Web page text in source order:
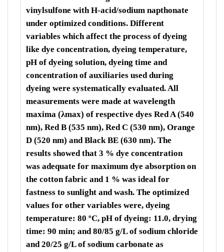
vinylsulfone with H-acid/sodium napthonate
under optimized conditions. Different
variables which affect the process of dyeing
like dye concentration, dyeing temperature,
pH of dyeing solution, dyeing time and
concentration of auxiliaries used during
dyeing were systematically evaluated. All
measurements were made at wavelength
maxima (λmax) of respective dyes Red A (540
nm), Red B (535 nm), Red C (530 nm), Orange
D (520 nm) and Black BE (630 nm). The
results showed that 3 % dye concentration
was adequate for maximum dye absorption on
the cotton fabric and 1 % was ideal for
fastness to sunlight and wash. The optimized
values for other variables were, dyeing
temperature: 80 ºC, pH of dyeing: 11.0, drying
time: 90 min; and 80/85 g/L of sodium chloride
and 20/25 g/L of sodium carbonate as